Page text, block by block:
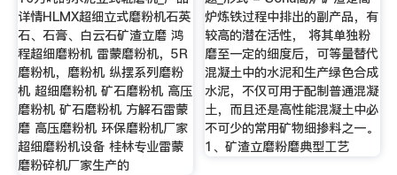
详情HLMX超细立式磨粉机石英
石、石膏、白云石矿渣立磨 鸿
程超细磨粉机 雷蒙磨粉机，5R
磨粉机，磨粉机 纵摆系列磨粉
机 超细磨粉机 矿石磨粉机 高压
磨粉机 矿石磨粉机 方解石雷蒙
磨 高压磨粉机 环保磨粉机厂家
超细磨粉机设备 桂林专业雷蒙
磨粉碎机厂家生产的
炉炼铁过程中排出的副产品，有
较高的潜在活性， 将其单独粉
磨至一定的细度后，可等量替代
混凝土中的水泥和生产绿色合成
水泥，不仅可用于配制普通混凝
土，而且还是高性能混凝土中必
不可少的常用矿物细掺料之一。
1、矿渣立磨粉磨典型工艺